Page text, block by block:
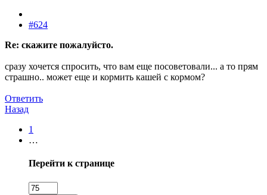
#624
Re: скажите пожалуйсто.
сразу хочется спросить, что вам еще посоветовали... а то прям
страшно.. может еще и кормить кашей с кормом?
Ответить
Назад
1
…
Перейти к странице